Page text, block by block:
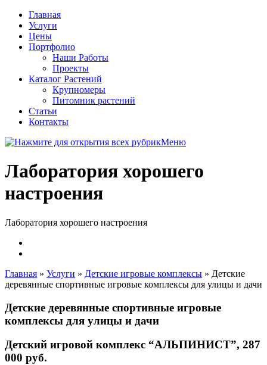
Главная
Услуги
Цены
Портфолио
Наши Работы
Проекты
Каталог Растений
Крупномеры
Питомник растений
Статьи
Контакты
Меню
Лаборатория хорошего
настроения
Лаборатория хорошего настроения
Главная » Услуги » Детские игровые комплексы » Детские
деревянные спортивные игровые комплексы для улицы и дачи
Детские деревянные спортивные игровые
комплексы для улицы и дачи
Детский игровой комплекс “АЛЬПИНИСТ”, 287
000 руб.